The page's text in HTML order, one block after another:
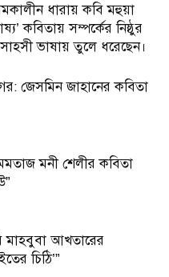
ধারায় কবি মহুয়া
কবিতায় সম্পর্কের নিষ্ঠুর
ভাষায় তুলে ধরেছেন।
জেসমিন জাহানের কবিতা
মনী শেলীর কবিতা
মাহবুবা আখতারের
চিঠি’”